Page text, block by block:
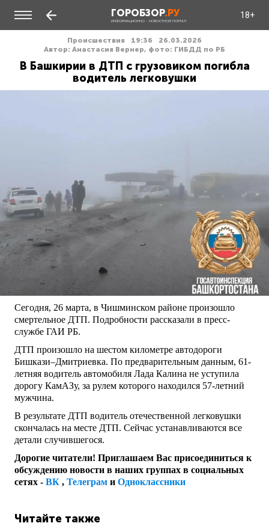
ГОРОБЗОР.РУ
ИНФОРМАЦИОННО - НОВОСТНОЙ ПОРТАЛ
18+
Происшествия 19:36
26.03.2026
Автор: Анастасия Вернер, фото: ГИБДД по РБ
В Башкирии в ДТП с грузовиком погибла
водитель легковушки
Сегодня, 26 марта, в Чишминском районе произошло
смертельное ДТП. Подробности рассказали в пресс-
службе ГАИ РБ.
ДТП произошло на шестом километре автодороги
Бишкази–Дмитриевка. По предварительным данным, 61-
летняя водитель автомобиля Лада Калина не уступила
дорогу КамАЗу, за рулем которого находился 57-летний
мужчина.
В результате ДТП водитель отечественной легковушки
скончалась на месте ДТП. Сейчас устанавливаются все
детали случившегося.
Дорогие читатели! Приглашаем Вас присоединиться к
обсуждению новости в наших группах в социальных
сетях - ВК , Телеграм и Одноклассники
Читайте также